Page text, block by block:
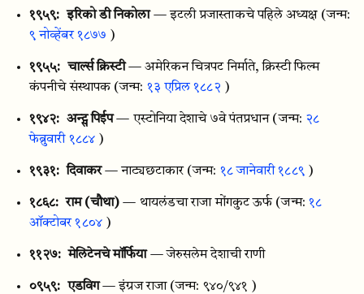
१९५९: इरिको डी निकोला — इटली प्रजास्ताकचे पहिले अध्यक्ष (जन्म:
९ नोव्हेंबर १८७७ )
१९५५: चार्ल्स क्रिस्टी — अमेरिकन चित्रपट निर्माते, क्रिस्टी फिल्म
कंपनीचे संस्थापक (जन्म: १३ एप्रिल १८८२ )
१९४२: अन्ट्स पिईप— एस्टोनिया देशाचे ७वे पंतप्रधान (जन्म: २८
फेब्रुवारी १८८४)
१९३१: दिवाकर — नाट्यछटाकार (जन्म: १८ जानेवारी १८८९)
१८६८: राम (चौथा) — थायलंडचा राजा मोंगकुट ऊर्फ (जन्म: १८
ऑक्टोबर १८०४)
११२७: मेलिटेनचे मॉर्फिया — जेरुसलेम देशाची राणी
०९५९: एडविग — इंग्रज राजा (जन्म: ९४०/९४१ )